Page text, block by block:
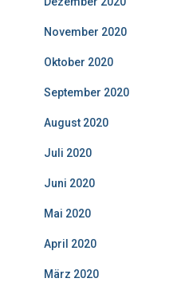
November 2020
Oktober 2020
September 2020
August 2020
Juli 2020
Juni 2020
Mai 2020
April 2020
März 2020